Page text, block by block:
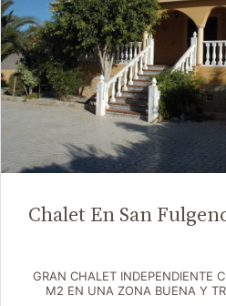
Chalet En San
GRAN CHALET INDEPENDIENTE
M2 EN UNA ZONA BUENA Y